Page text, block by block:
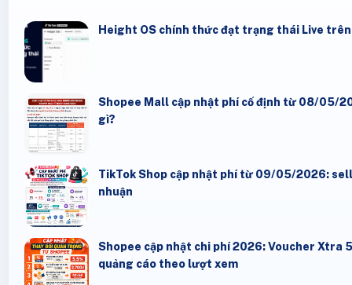
Height OS chính thức đạt trạng thái Live
Shopee Mall cập nhật phí cố định từ 08/05/
gì?
TikTok Shop cập nhật phí từ 09/05/2026:
nhuận
Shopee cập nhật chi phí 2026: Voucher Xtra
quảng cáo theo lượt xem